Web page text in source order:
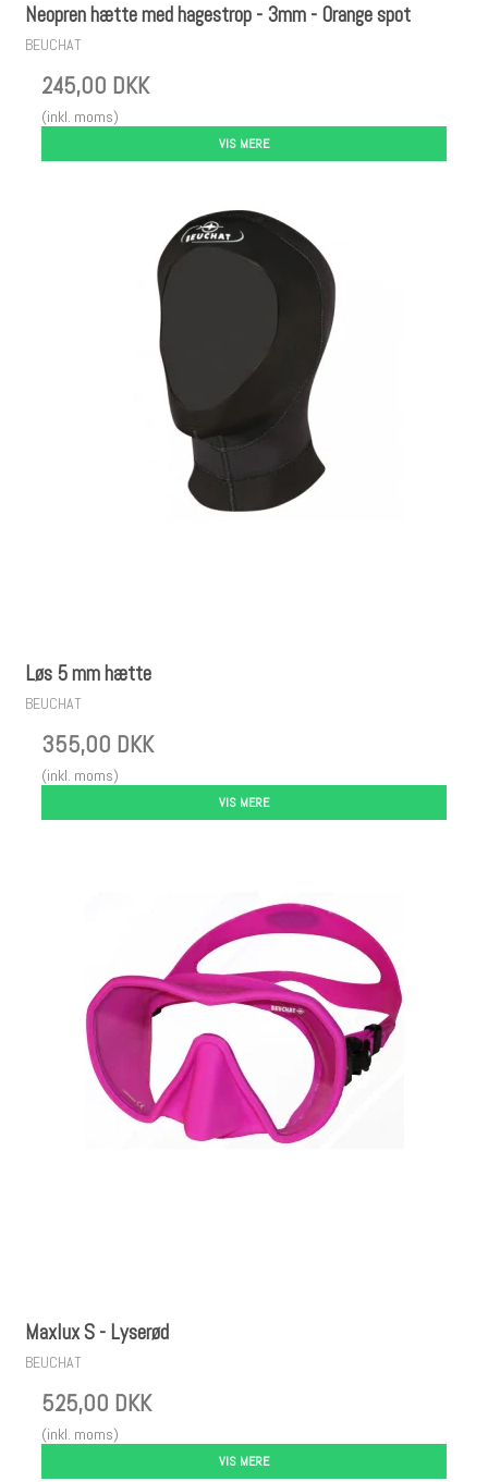
Neopren hætte med hagestrop - 3mm - Orange spot
BEUCHAT
245,00 DKK
(inkl. moms)
VIS MERE
Løs 5 mm hætte
BEUCHAT
355,00 DKK
(inkl. moms)
VIS MERE
Maxlux S - Lyserød
BEUCHAT
525,00 DKK
(inkl. moms)
VIS MERE